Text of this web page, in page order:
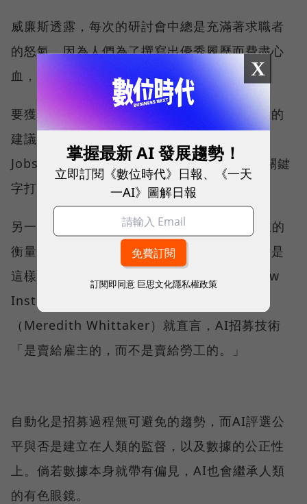
威廉斯透露，每次的研討會中總是充滿著求職者
的怒氣，因為人們為了撰寫出優秀履歷而費盡心
血，到了AI面前卻可能不值一哂。
要獲得演算法的青睞，除了尋求顧問與補習班的
建議，求職者還有一些不同的選擇。例如，
Jobscan就以每月49.95美元的價格，提供將關鍵
字打散在客戶履歷中的服務。
另一方面，雖然AI招募技術往往被稱作是中立的
衡量手段，能夠塑造公平的求職環境，但事實是
這樣嗎？紐約大學AI社會影響研究中心AI Now
Institute共同創辦人梅瑞迪斯．威特克
（Meredith Whittaker）就直言，AI招募技術
「是賣給雇主的，而不是賣給勞工的。」
自動化是招募過程無可避免的趨勢，而AI評選公
平與否是建立在人類的監督，以及數據的公正性
上。倘若數據本身就帶有偏見，AI也會繼承人類
的有色眼鏡。
X
掌握最新 AI 發展趨勢！
立即訂閱《數位時代》日報、《一天
一AI》圖解日報
訂閱即同意 巨思文化隱私權政策